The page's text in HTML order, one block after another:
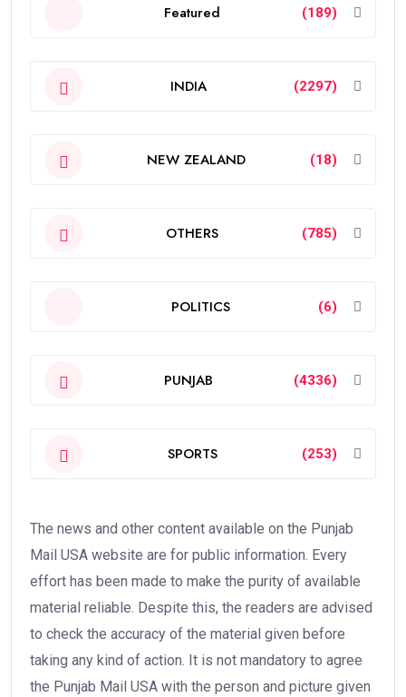
Featured (189)
INDIA (2297)
NEW ZEALAND (18)
OTHERS (785)
POLITICS (6)
PUNJAB (4336)
SPORTS (253)
The news and other content available on the Punjab
Mail USA website are for public information. Every
effort has been made to make the purity of available
material reliable. Despite this, the readers are advised
to check the accuracy of the material given before
taking any kind of action. It is not mandatory to agree
the Punjab Mail USA with the person and picture given